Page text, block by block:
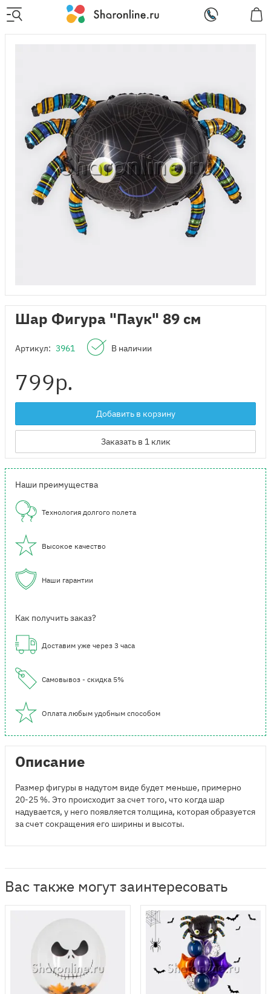
Шар Фигура "Паук" 89 см
Артикул: 3961 В наличии
799р.
Добавить в корзину
Заказать в 1 клик
Наши преимущества
Технология долгого полета
Высокое качество
Наши гарантии
Как получить заказ?
Доставим уже через 3 часа
Самовывоз - скидка 5%
Оплата любым удобным способом
Описание
Размер фигуры в надутом виде будет меньше, примерно
20-25 %. Это происходит за счет того, что когда шар
надувается, у него появляется толщина, которая образуется
за счет сокращения его ширины и высоты.
Вас также могут заинтересовать